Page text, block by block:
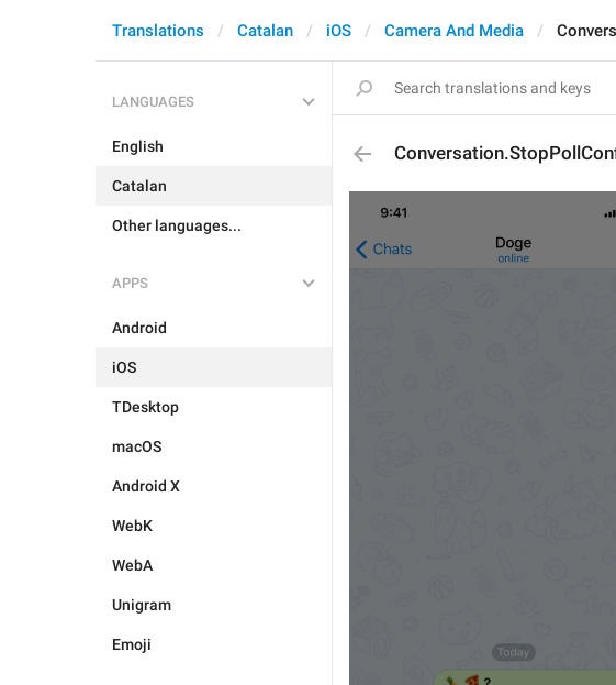
Translations Catalan iOS Camera And Media
LANGUAGES
English
Catalan
Other languages...
APPS
Android
iOS
TDesktop
macOS
Android X
WebK
WebA
Unigram
Emoji